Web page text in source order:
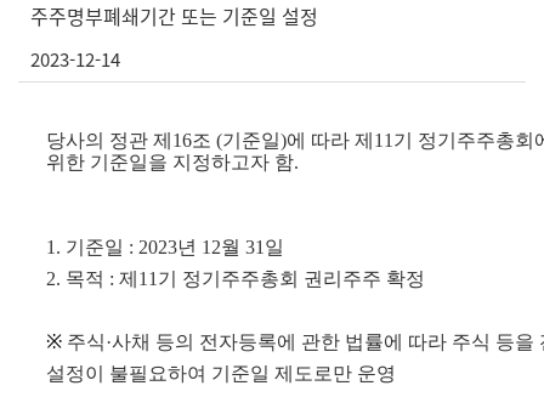
주주명부폐쇄기간 또는 기준일 설정
2023-12-14
당사의 정관 제 16조(기준일)에 따라 제 11 기 정기주주총회
위한 기준일을 지정하고자 함.
1. 기준일 : 2023년 12월31 일
2. 목적 :제 11 기 정기주주총회 권리주주 확정
※ 주식·사채 등의 전자등록에 관한 법률에 따라 주식 등
설정이 불필요하여 기준일 제도로만 운영